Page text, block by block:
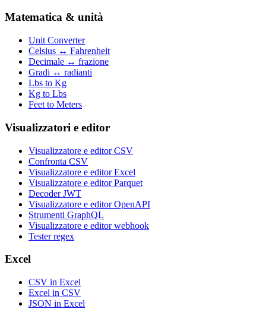
Matematica & unità
Unit Converter
Celsius ↔ Fahrenheit
Decimale ↔ frazione
Gradi ↔ radianti
Lbs to Kg
Kg to Lbs
Feet to Meters
Visualizzatori e editor
Visualizzatore e editor CSV
Confronta CSV
Visualizzatore e editor Excel
Visualizzatore e editor Parquet
Decoder JWT
Visualizzatore e editor OpenAPI
Strumenti GraphQL
Visualizzatore e editor webhook
Tester regex
Excel
CSV in Excel
Excel in CSV
JSON in Excel